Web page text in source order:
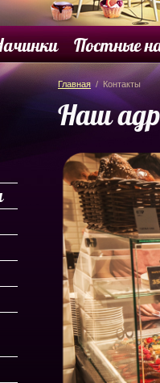
Постные
Главная / Контакты
Наш